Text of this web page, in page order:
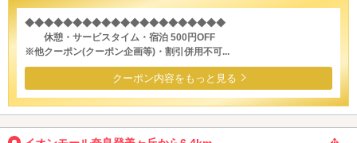
◆◆◆◆◆◆◆◆◆◆◆◆◆◆◆◆◆◆◆◆◆
休憩・サービスタイム・宿泊 500円OFF
※他クーポン(クーポン企画等)・割引併用不可...
クーポン内容をもっと見る